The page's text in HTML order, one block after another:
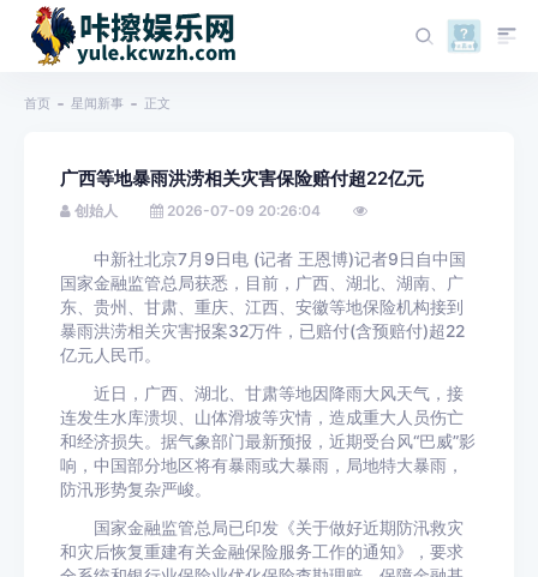
首页 星闻新事 正文
广西等地暴雨洪涝相关灾害保险赔付超22亿元
创始人 2026-07-09 20:26:04
中新社北京7月9日电 (记者 王恩博)记者9日自中国
国家金融监管总局获悉，目前，广西、湖北、湖南、广
东、贵州、甘肃、重庆、江西、安徽等地保险机构接到
暴雨洪涝相关灾害报案32万件，已赔付(含预赔付)超22
亿元人民币。
近日，广西、湖北、甘肃等地因降雨大风天气，接
连发生水库溃坝、山体滑坡等灾情，造成重大人员伤亡
和经济损失。据气象部门最新预报，近期受台风“巴威”影
响，中国部分地区将有暴雨或大暴雨，局地特大暴雨，
防汛形势复杂严峻。
国家金融监管总局已印发《关于做好近期防汛救灾
和灾后恢复重建有关金融保险服务工作的通知》，要求